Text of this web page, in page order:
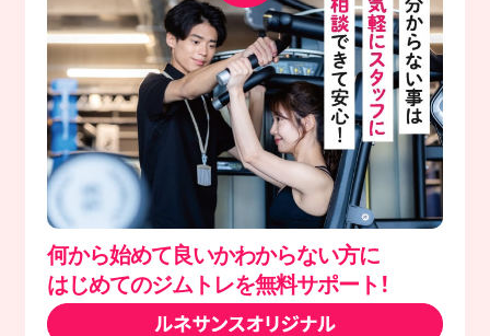
何から始めて良いかわからない方に
はじめてのジムトレを無料サポート！